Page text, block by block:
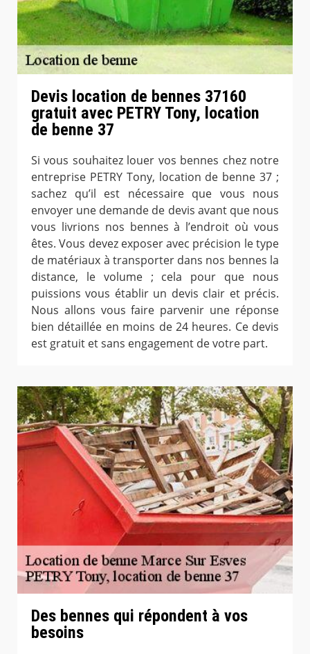
Devis location de bennes 37160
gratuit avec PETRY Tony, location
de benne 37
Si vous souhaitez louer vos bennes chez notre
entreprise PETRY Tony, location de benne 37 ;
sachez qu’il est nécessaire que vous nous
envoyer une demande de devis avant que nous
vous livrions nos bennes à l’endroit où vous
êtes. Vous devez exposer avec précision le type
de matériaux à transporter dans nos bennes la
distance, le volume ; cela pour que nous
puissions vous établir un devis clair et précis.
Nous allons vous faire parvenir une réponse
bien détaillée en moins de 24 heures. Ce devis
est gratuit et sans engagement de votre part.
Des bennes qui répondent à vos
besoins